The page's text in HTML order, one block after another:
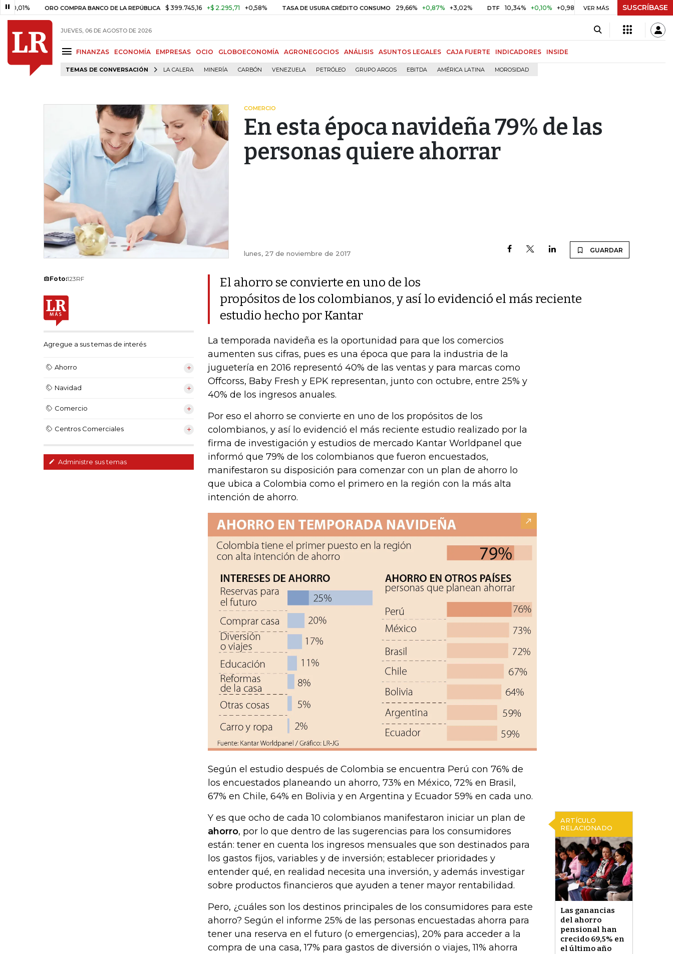
ORO COMPRA BANCO DE LA REPÚBLICA $ 399.745,16 +$ 2.295,71 +0,58% TASA DE USURA CRÉDITO CONSUMO 29,66% +0,87% +3,02% DTF 10,34% +0,10% +0,98% UVR $ 416,86 +$ 0,05 +0,01%
VER MÁS SUSCRÍBASE
JUEVES, 06 DE AGOSTO DE 2026
FINANZAS ECONOMÍA EMPRESAS OCIO GLOBOECONOMÍA AGRONEGOCIOS ANÁLISIS ASUNTOS LEGALES CAJA FUERTE INDICADORES INSIDE
TEMAS DE CONVERSACIÓN LA CALERA MINERÍA CARBÓN VENEZUELA PETRÓLEO GRUPO ARGOS EBITDA AMÉRICA LATINA MOROSIDAD
COMERCIO
En esta época navideña 79% de las
personas quiere ahorrar
lunes, 27 de noviembre de 2017 GUARDAR
Foto:123RF
Agregue a sus temas de interés
Ahorro
Navidad
Comercio
Centros Comerciales
Administre sus temas
El ahorro se convierte en uno de los
propósitos de los colombianos, y así lo evidenció el más reciente
estudio hecho por Kantar
La temporada navideña es la oportunidad para que los comercios
aumenten sus cifras, pues es una época que para la industria de la
juguetería en 2016 representó 40% de las ventas y para marcas como
Offcorss, Baby Fresh y EPK representan, junto con octubre, entre 25% y
40% de los ingresos anuales.
Por eso el ahorro se convierte en uno de los propósitos de los
colombianos, y así lo evidenció el más reciente estudio realizado por la
firma de investigación y estudios de mercado Kantar Worldpanel que
informó que 79% de los colombianos que fueron encuestados,
manifestaron su disposición para comenzar con un plan de ahorro lo
que ubica a Colombia como el primero en la región con la más alta
intención de ahorro.
Según el estudio después de Colombia se encuentra Perú con 76% de
los encuestados planeando un ahorro, 73% en México, 72% en Brasil,
67% en Chile, 64% en Bolivia y en Argentina y Ecuador 59% en cada uno.
ARTÍCULO
RELACIONADO
Las ganancias
del ahorro
pensional han
crecido 69,5% en
el último año
Y es que ocho de cada 10 colombianos manifestaron iniciar un plan de
ahorro, por lo que dentro de las sugerencias para los consumidores
están: tener en cuenta los ingresos mensuales que son destinados para
los gastos fijos, variables y de inversión; establecer prioridades y
entender qué, en realidad necesita una inversión, y además investigar
sobre productos financieros que ayuden a tener mayor rentabilidad.
Pero, ¿cuáles son los destinos principales de los consumidores para este
ahorro? Según el informe 25% de las personas encuestadas ahorra para
tener una reserva en el futuro (o emergencias), 20% para acceder a la
compra de una casa, 17% para gastos de diversión o viajes, 11% ahorra